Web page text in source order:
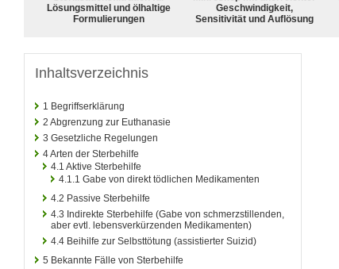
Lösungsmittel und ölhaltige
Formulierungen
Geschwindigkeit,
Sensitivität und Auflösung
Inhaltsverzeichnis
1 Begriffserklärung
2 Abgrenzung zur Euthanasie
3 Gesetzliche Regelungen
4Arten der Sterbehilfe
4.1 Aktive Sterbehilfe
4.1.1 Gabe von direkt tödlichen Medikamenten
4.2 Passive Sterbehilfe
4.3 Indirekte Sterbehilfe (Gabe von schmerzstillenden,
aber evtl. lebensverkürzenden Medikamenten)
4.4 Beihilfe zur Selbsttötung (assistierter Suizid)
5 Bekannte Fälle von Sterbehilfe